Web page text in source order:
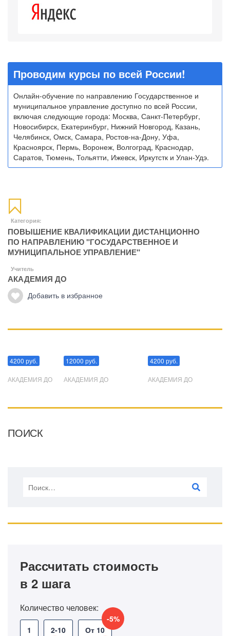
Проводим курсы по всей России!
Онлайн-обучение по направлению Государственное и
муниципальное управление доступно по всей России,
включая следующие города: Москва, Санкт-Петербург,
Новосибирск, Екатеринбург, Нижний Новгород, Казань,
Челябинск, Омск, Самара, Ростов-на-Дону, Уфа,
Красноярск, Пермь, Воронеж, Волгоград, Краснодар,
Саратов, Тюмень, Тольятти, Ижевск, Иркутстк и Улан-Удэ.
Категория:
ПОВЫШЕНИЕ КВАЛИФИКАЦИИ ДИСТАНЦИОННО
ПО НАПРАВЛЕНИЮ "ГОСУДАРСТВЕННОЕ И
МУНИЦИПАЛЬНОЕ УПРАВЛЕНИЕ"
Учитель
АКАДЕМИЯ ДО
Добавить в избранное
4200 руб.
АКАДЕМИЯ ДО
12000 руб.
АКАДЕМИЯ ДО
4200 руб.
АКАДЕМИЯ ДО
ПОИСК
Рассчитать стоимость
в 2 шага
Количество человек:
1 2-10 От 10
-5%